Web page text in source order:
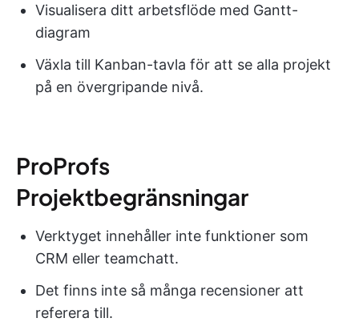
Visualisera ditt arbetsflöde med Gantt-
diagram
Växla till Kanban-tavla för att se alla projekt
på en övergripande nivå.
ProProfs
Projektbegränsningar
Verktyget innehåller inte funktioner som
CRM eller teamchatt.
Det finns inte så många recensioner att
referera till.